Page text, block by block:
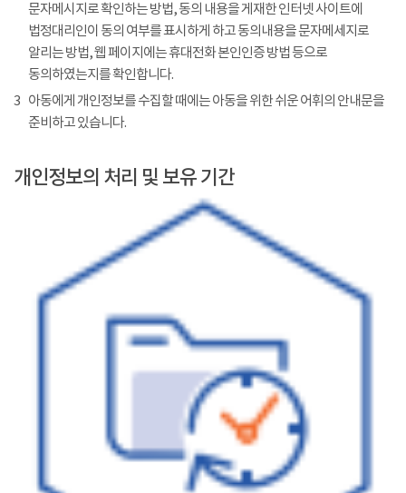
문자메시지로 확인하는 방법, 동의 내용을 게재한 인터넷 사이트에
법정대리인이 동의 여부를 표시하게 하고 동의내용을 문자메세지로
알리는 방법, 웹 페이지에는 휴대전화 본인인증 방법 등으로
동의하였는지를 확인합니다.
3 아동에게 개인정보를 수집할 때에는 아동을 위한 쉬운 어휘의 안내문을
준비하고 있습니다.
개인정보의 처리 및 보유 기간